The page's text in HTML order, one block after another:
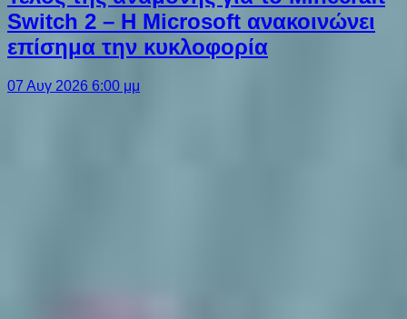
Switch 2 – Η Microsoft ανακοινώνει
επίσημα την κυκλοφορία
07 Αυγ 2026 6:00 μμ